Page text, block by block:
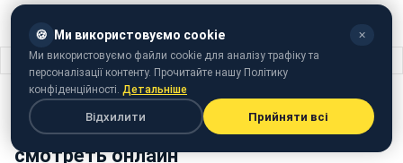
Головна › ТВ-шоу › Киев днем и ночью 4 сезон: 35 серия смотреть онлайн
ТВ-ШОУ 16 листопада 2017 · 22:30
Киев днем и ночью 4 сезон: 35 серия
смотреть онлайн
🍪 Ми використовуємо cookie ✕
Ми використовуємо файли cookie для аналізу трафіку та
персоналізації контенту. Прочитайте нашу Політику
конфіденційності. Детальніше
Відхилити Прийняти всі